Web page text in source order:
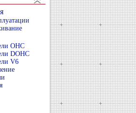
OHC
DOHC
V6